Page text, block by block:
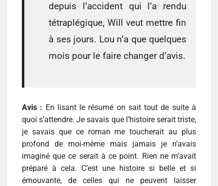
depuis l’accident qui l’a rendu
tétraplégique, Will veut mettre fin
à ses jours. Lou n’a que quelques
mois pour le faire changer d’avis.
Avis : En lisant le résumé on sait tout de suite à
quoi s’attendre. Je savais que l’histoire serait triste,
je savais que ce roman me toucherait au plus
profond de moi-même mais jamais je n’avais
imaginé que ce serait à ce point. Rien ne m’avait
préparé à cela. C’est une histoire si belle et si
émouvante, de celles qui ne peuvent laisser